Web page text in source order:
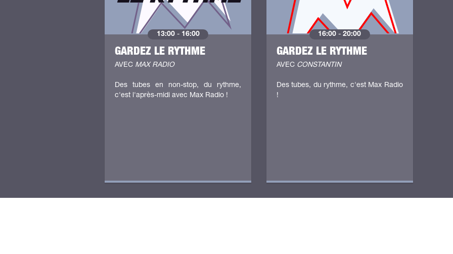
13:00- 16:00
GARDEZ LE RYTHME
AVEC MAX RADIO
Des tubes en non-stop, du rythme,
c'est l'après-midi avec Max Radio !
16:00 -20:00
GARDEZ LE RYTHME
AVEC CONSTANTIN
Des tubes, du rythme, c'est Max Radio
!